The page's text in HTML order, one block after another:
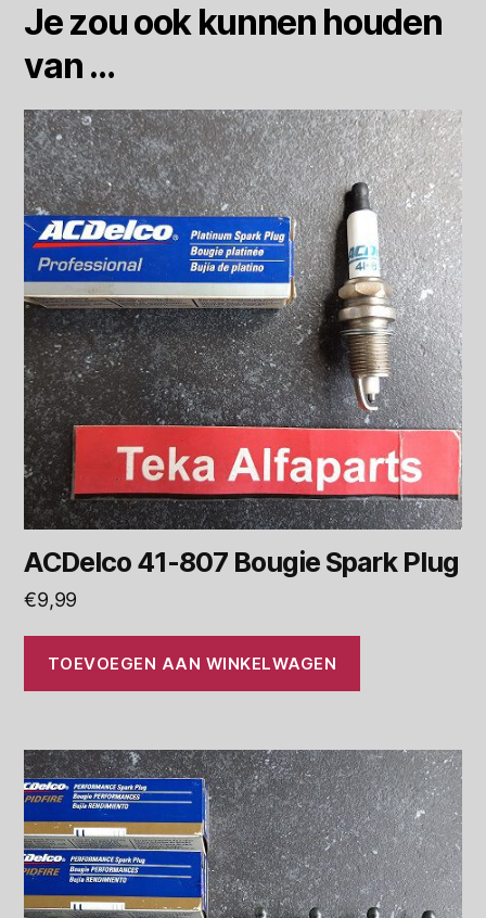
Je zou ook kunnen houden
van …
ACDelco 41-807 Bougie Spark Plug
€9,99
TOEVOEGEN AAN WINKELWAGEN